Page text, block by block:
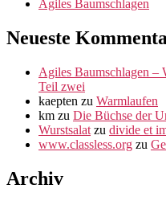
Agiles Baumschlagen
Neueste
Agiles Baumschlagen –
Teil zwei
kaepten zu Warmlaufen
km zu Die Büchse der
Wurstsalat zu divide et
www.classless.org zu
Archiv